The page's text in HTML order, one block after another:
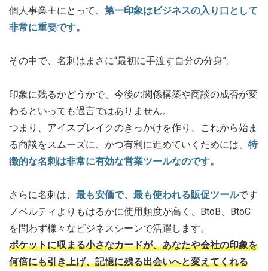
個人事業主にとって、 第一印象はビジネスの入り口として
非常に重要です。
その中で、名刺はまさに“最初に手渡す自分の分身”。
印象に残るかどうかで、今後の関係構築や商談の成否が変
わるといっても過言ではありません。
つまり、アイスブレイクのきっかけを作り、これから始ま
る商談をスムーズに、かつ有利に進めていくためには、 特
徴的な名刺は非常に有効な営業ツールなのです。
さらに名刺は、 最も安価で、最も使われる販促ツールです
ノベルティよりもはるかに使用頻度が高く、BtoB、BtoC
を問わず様々なビジネスシーンで活躍します。
ポケットに収まる小さなカードが、あなたや会社の印象を
何倍にも引き上げ、記憶に残る出会いへと変えてくれる